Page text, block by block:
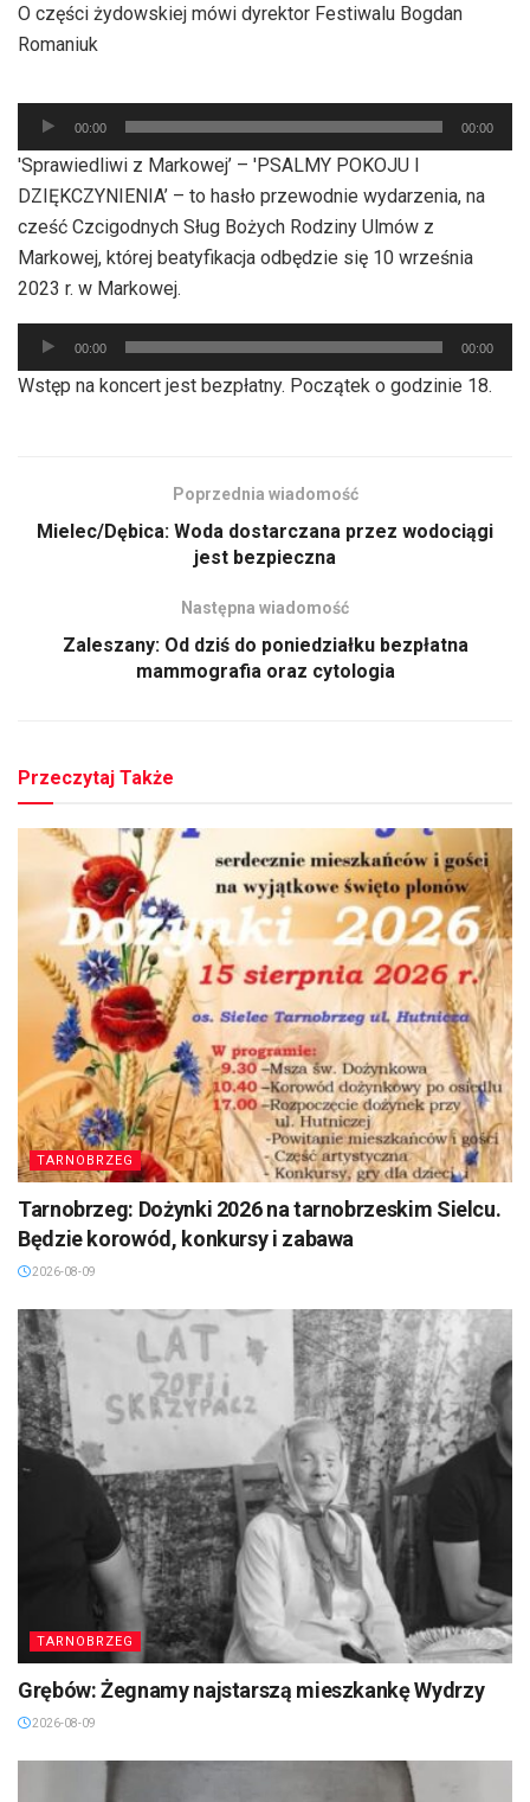
O części żydowskiej mówi dyrektor Festiwalu Bogdan
Romaniuk
Odtwarzacz
plików
dźwiękowych
00:00 00:00
'Sprawiedliwi z Markowej’ – 'PSALMY POKOJU I
DZIĘKCZYNIENIA’ – to hasło przewodnie wydarzenia, na
cześć Czcigodnych Sług Bożych Rodziny Ulmów z
Markowej, której beatyfikacja odbędzie się 10 września
2023 r. w Markowej.
Odtwarzacz
plików
dźwiękowych
00:00 00:00
Wstęp na koncert jest bezpłatny. Początek o godzinie 18.
Poprzednia wiadomość
Mielec/Dębica: Woda dostarczana przez wodociągi
jest bezpieczna
Następna wiadomość
Zaleszany: Od dziś do poniedziałku bezpłatna
mammografia oraz cytologia
Przeczytaj Także
TARNOBRZEG
Tarnobrzeg: Dożynki 2026 na tarnobrzeskim Sielcu.
Będzie korowód, konkursy i zabawa
2026-08-09
TARNOBRZEG
Grębów: Żegnamy najstarszą mieszkankę Wydrzy
2026-08-09